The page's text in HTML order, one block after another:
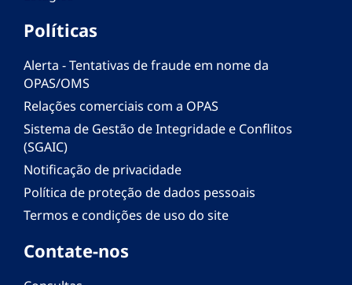
Políticas
Alerta - Tentativas de fraude em nome da
OPAS/OMS
Relações comerciais com a OPAS
Sistema de Gestão de Integridade e Conflitos
(SGAIC)
Notificação de privacidade
Política de proteção de dados pessoais
Termos e condições de uso do site
Contate-nos